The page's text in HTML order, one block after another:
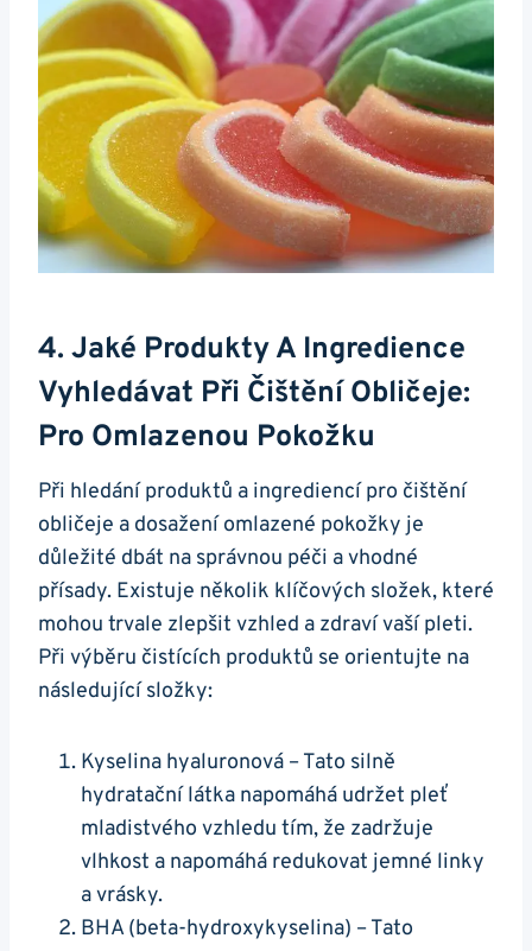
4. Jaké Produkty ‍a Ingredience
Vyhledávat Při Čištění‍ Obličeje:
Pro Omlazenou Pokožku
Při hledání produktů ‍a ingrediencí pro čištění
obličeje a dosažení omlazené pokožky je
⁤důležité dbát na ‌správnou péči a vhodné
přísady. Existuje několik klíčových‍ složek,‍ které​
mohou trvale zlepšit ​vzhled a zdraví vaší pleti.
‍Při výběru čistících produktů se orientujte na
následující ⁤složky:
Kyselina hyaluronová – Tato silně
hydratační látka napomáhá udržet ​pleť
‌mladistvého ​vzhledu tím, že zadržuje
vlhkost ⁢a napomáhá‍ redukovat jemné ‍linky
a vrásky.
BHA (beta-hydroxykyselina) – ⁢Tato